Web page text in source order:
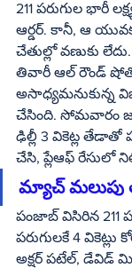
211 పరుగుల భారీ
ఆర్డర్. కానీ, ఆ
చేతుల్లో వణుకు
తివారీ ఆల్ రౌండ్ షోతో
అసాధ్యమనుకున్న
చేసింది. సోమవారం
ఢిల్లీ 3 వికెట్ల తేడాతో పంజాబ్
చేసి, ప్లేఆఫ్ రేసులో
మ్యాచ్ మలుపు
పంజాబ్ విసిరిన 211
పరుగులకే 4
అక్షర్ పటేల్, డేవిడ్